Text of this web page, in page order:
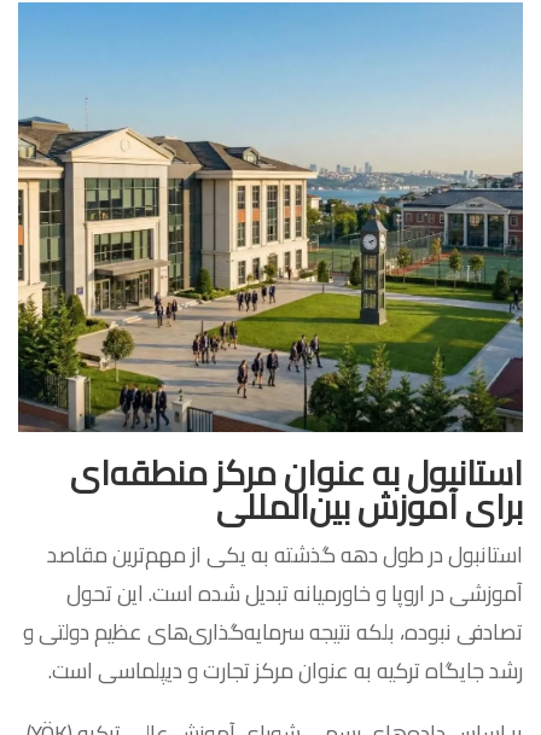
استانبول به عنوان مرکز منطقه‌ای
برای آموزش بین‌المللی
استانبول در طول دهه گذشته به یکی از مهم‌ترین مقاصد
آموزشی در اروپا و خاورمیانه تبدیل شده است. این تحول
تصادفی نبوده، بلکه نتیجه سرمایه‌گذاری‌های عظیم دولتی و
رشد جایگاه ترکیه به عنوان مرکز تجارت و دیپلماسی است.